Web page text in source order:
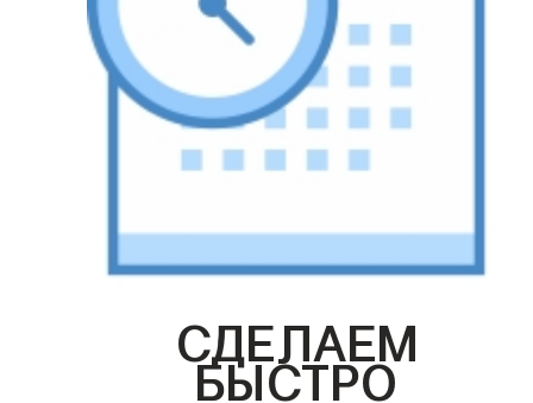
СДЕЛАЕМ
БЫСТРО